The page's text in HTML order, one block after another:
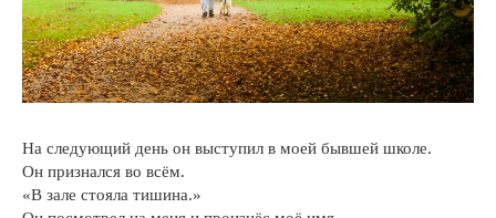
На следующий день он выступил в моей бывшей школе.
Он признался во всём.
«В зале стояла тишина.»